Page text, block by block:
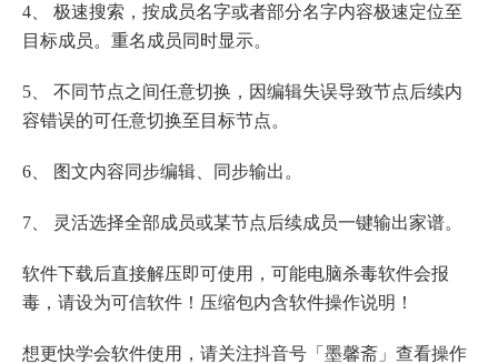
4、 极速搜索，按成员名字或者部分名字内容极速定位至
目标成员。重名成员同时显示。
5、 不同节点之间任意切换，因编辑失误导致节点后续内
容错误的可任意切换至目标节点。
6、 图文内容同步编辑、同步输出。
7、 灵活选择全部成员或某节点后续成员一键输出家谱。
软件下载后直接解压即可使用，可能电脑杀毒软件会报
毒，请设为可信软件！压缩包内含软件操作说明！
想更快学会软件使用，请关注抖音号「墨馨斋」查看操作